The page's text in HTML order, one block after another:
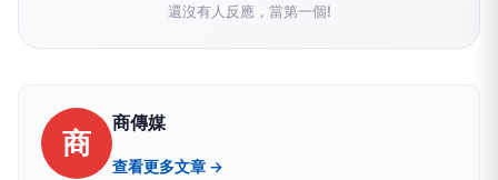
還沒有人反應，當第一個!
商
商傳媒
查看更多文章 →